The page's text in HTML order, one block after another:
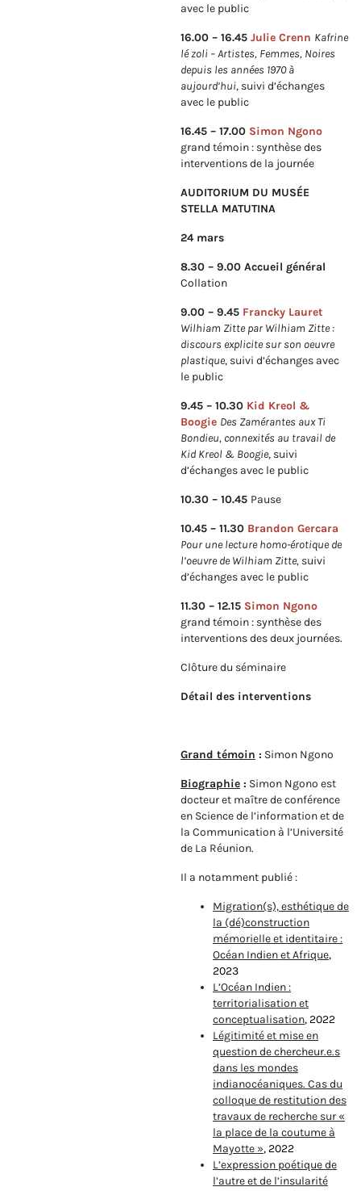
avec le public
16.00 – 16.45 Julie Crenn Kafrine
lé zoli – Artistes, Femmes, Noires
depuis les années 1970 à
aujourd’hui, suivi d’échanges
avec le public
16.45 – 17.00 Simon Ngono
grand témoin : synthèse des
interventions de la journée
AUDITORIUM DU MUSÉE
STELLA MATUTINA
24 mars
8.30 – 9.00 Accueil général
Collation
9.00 – 9.45 Francky Lauret
Wilhiam Zitte par Wilhiam Zitte :
discours explicite sur son oeuvre
plastique, suivi d’échanges avec
le public
9.45 – 10.30 Kid Kreol &
Boogie Des Zamérantes aux Ti
Bondieu, connexités au travail de
Kid Kreol & Boogie, suivi
d’échanges avec le public
10.30 – 10.45 Pause
10.45 – 11.30 Brandon Gercara
Pour une lecture homo-érotique de
l’oeuvre de Wilhiam Zitte, suivi
d’échanges avec le public
11.30 – 12.15 Simon Ngono
grand témoin : synthèse des
interventions des deux journées.
Clôture du séminaire
Détail des interventions
Grand témoin : Simon Ngono
Biographie : Simon Ngono est
docteur et maître de conférence
en Science de l’information et de
la Communication à l’Université
de La Réunion.
Il a notamment publié :
Migration(s), esthétique de
la (dé)construction
mémorielle et identitaire :
Océan Indien et Afrique,
2023
L’Océan Indien :
territorialisation et
conceptualisation, 2022
Légitimité et mise en
question de chercheur.e.s
dans les mondes
indianocéaniques. Cas du
colloque de restitution des
travaux de recherche sur «
la place de la coutume à
Mayotte », 2022
L’expression poétique de
l’autre et de l’insularité